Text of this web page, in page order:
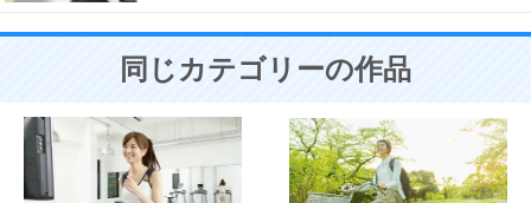
同じカテゴリーの作品